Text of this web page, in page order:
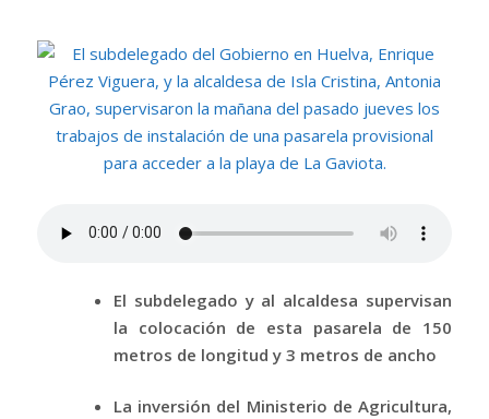
El subdelegado y al alcaldesa supervisan
la colocación de esta pasarela de 150
metros de longitud y 3 metros de ancho
La inversión del Ministerio de Agricultura,